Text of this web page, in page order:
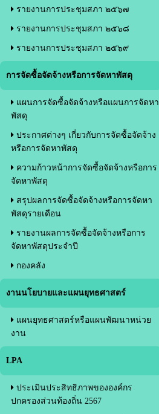
รายงานการประชุมสภา ๒๕๖๗
รายงานการประชุมสภา ๒๕๖๘
รายงานการประชุมสภา ๒๕๖๙
การจัดซื้อจัดจ้างหรือการจัดหาพัสดุ
แผนการจัดซื้อจัดจ้างหรือแผนการจัดหา
พัสดุ
ประกาศต่างๆ เกี่ยวกับการจัดซื้อจัดจ้าง
หรือการจัดหาพัสดุ
ความก้าวหน้าการจัดซื้อจัดจ้างหรือการ
จัดหาพัสดุ
สรุปผลการจัดซื้อจัดจ้างหรือการจัดหา
พัสดุรายเดือน
รายงานผลการจัดซื้อจัดจ้างหรือการ
จัดหาพัสดุประจำปี
กองคลัง
งานนโยบายและแผนยุทธศาสตร์
แผนยุทธศาสตร์หรือแผนพัฒนาหน่วย
งาน
LPA
ประเมินประสิทธิภาพขององค์กร
ปกครองส่วนท้องถิ่น 2567